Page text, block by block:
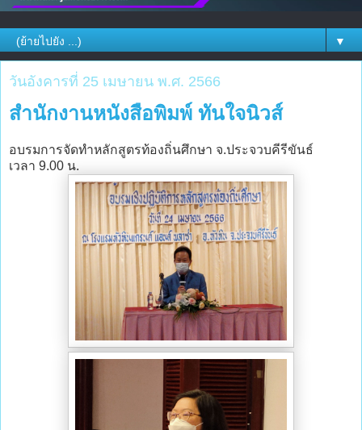
▼
วันอังคารที่ 25 เมษายน พ.ศ. 2566
สำนักงานหนังสือพิมพ์ ทันใจนิวส์
อบรมการจัดทำหลักสูตรท้องถิ่นศึกษา จ.ประจวบคีรีขันธ์
เวลา 9.00 น.